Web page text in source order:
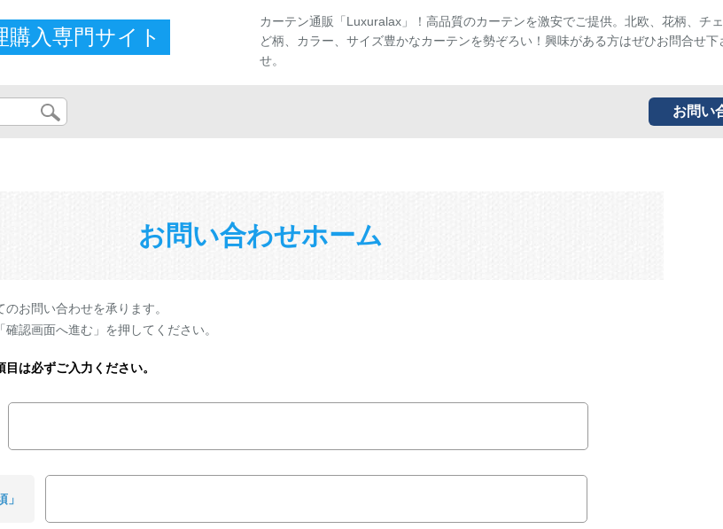
購入専門サイト
カーテン通販「Luxuralax」！高品質のカーテンを激安でご提供。北欧、花柄、チ
ど柄、カラー、サイズ豊かなカーテンを勢ぞろい！興味がある方はぜひお問合せ下
せ。
お問い
お問い合わせホーム
お問い合わせを承ります。
認画面へ進む」を押してください。
は必ずご入力ください。
」